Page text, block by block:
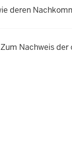
deren
Nachweis der